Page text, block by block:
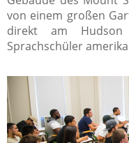
von einem großen
direkt am
Sprachschüler